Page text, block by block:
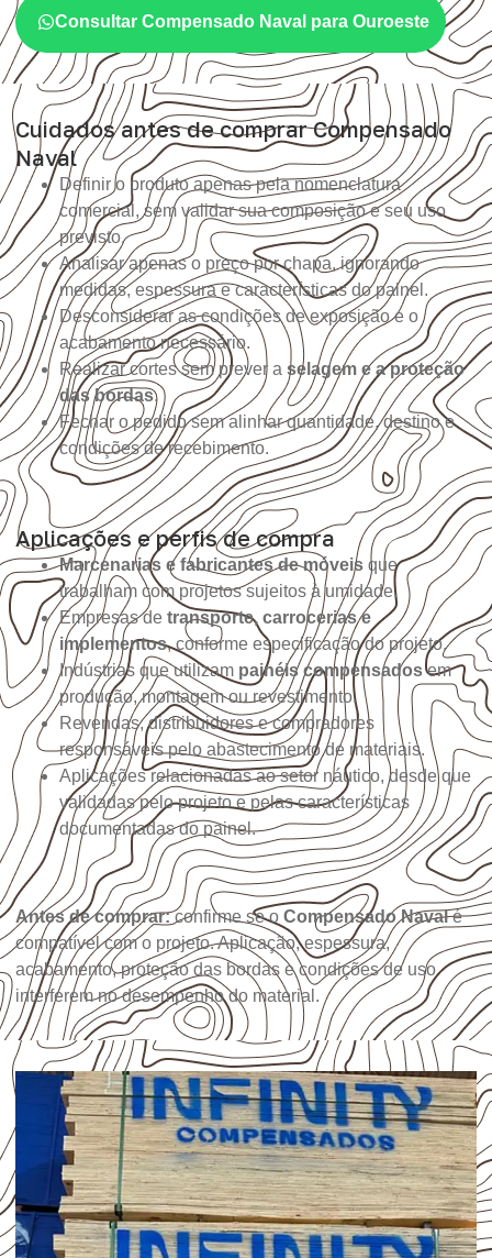
Consultar Compensado Naval para Ouroeste
Cuidados antes de comprar Compensado
Naval
Definir o produto apenas pela nomenclatura
comercial, sem validar sua composição e seu uso
previsto.
Analisar apenas o preço por chapa, ignorando
medidas, espessura e características do painel.
Desconsiderar as condições de exposição e o
acabamento necessário.
Realizar cortes sem prever a selagem e a proteção
das bordas.
Fechar o pedido sem alinhar quantidade, destino e
condições de recebimento.
Aplicações e perfis de compra
Marcenarias e fabricantes de móveis que
trabalham com projetos sujeitos à umidade.
Empresas de transporte, carrocerias e
implementos, conforme especificação do projeto.
Indústrias que utilizam painéis compensadosem
produção, montagem ou revestimento.
Revendas, distribuidores e compradores
responsáveis pelo abastecimento de materiais.
Aplicações relacionadas ao setor náutico, desde que
validadas pelo projeto e pelas características
documentadas do painel.
Antes de comprar:confirme se o Compensado Navalé
compatível com o projeto. Aplicação, espessura,
acabamento, proteção das bordas e condições de uso
interferem no desempenho do material.